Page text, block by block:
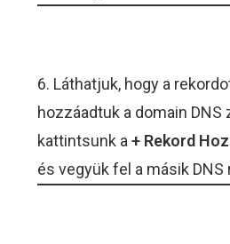
6. Láthatjuk, hogy a
hozzáadtuk a domain
kattintsunk a+ Rekord
és vegyük fel a másik DNS